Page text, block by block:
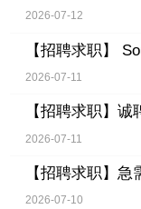
2026-07-12
【招聘求职】
2026-07-11
【招聘求职】 诚
2026-07-11
【招聘求职】 急
2026-07-10